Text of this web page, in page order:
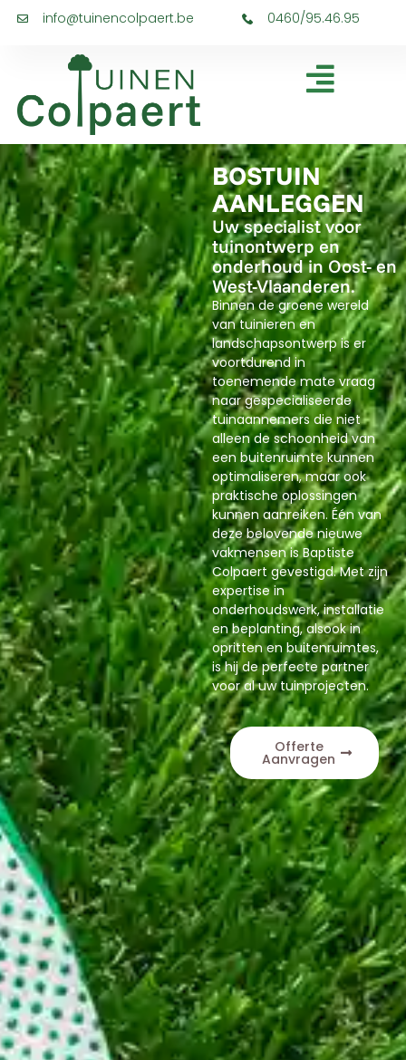
info@tuinencolpaert.be 0460/95.46.95
BOSTUIN
AANLEGGEN
Uw specialist voor
tuinontwerp en
onderhoud in Oost- en
West-Vlaanderen.
Binnen de groene wereld
van tuinieren en
landschapsontwerp is er
voortdurend in
toenemende mate vraag
naar gespecialiseerde
tuinaannemers die niet
alleen de schoonheid van
een buitenruimte kunnen
optimaliseren, maar ook
praktische oplossingen
kunnen aanreiken. Één van
deze belovende nieuwe
vakmensen is Baptiste
Colpaert gevestigd. Met zijn
expertise in
onderhoudswerk, installatie
en beplanting, alsook in
opritten en buitenruimtes,
is hij de perfecte partner
voor al uw tuinprojecten.
Offerte
Aanvragen